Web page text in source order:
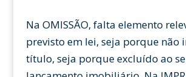
Na OMISSÃO, falta elemento
previsto em lei, seja porque não
título, seja porque excluído ao